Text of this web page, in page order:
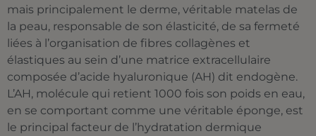
mais principalement le derme, véritable matelas de
la peau, responsable de son élasticité, de sa fermeté
liées à l’organisation de fibres collagènes et
élastiques au sein d’une matrice extracellulaire
composée d’acide hyaluronique (AH) dit endogène.
L’AH, molécule qui retient 1000 fois son poids en eau,
en se comportant comme une véritable éponge, est
le principal facteur de l’hydratation dermique